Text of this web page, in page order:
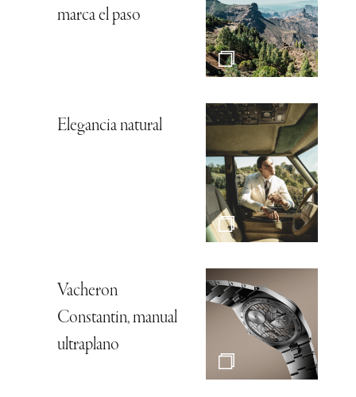
marca el paso
Elegancia natural
Vacheron
Constantin, manual
ultraplano